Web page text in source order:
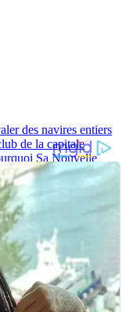
des navires entiers
de la capitale
Sa Nouvelle
plus qu’on
Ce N’est Jamais